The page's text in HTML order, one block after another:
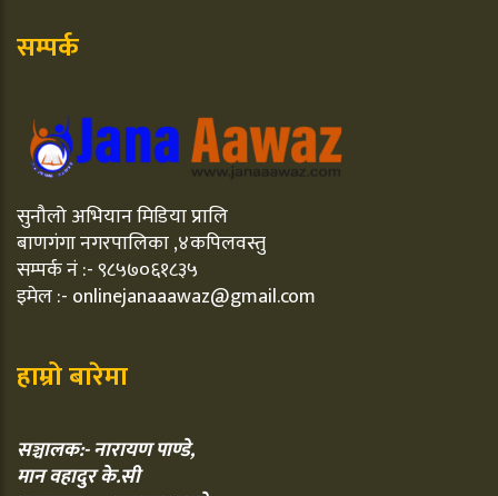
सम्पर्क
सुनौलो अभियान मिडिया प्रालि
बाणगंगा नगरपालिका ,४कपिलवस्तु
सम्पर्क नं :- ९८५७०६१८३५
इमेल :- onlinejanaaawaz@gmail.com
हाम्रो बारेमा
सञ्चालक:- नारायण पाण्डे,
मान वहादुर के.सी